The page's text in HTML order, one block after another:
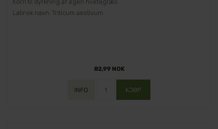
Korn til dyrkning af egen hvetegræs
Latinsk navn: Triticum aestivum.
82,99 NOK